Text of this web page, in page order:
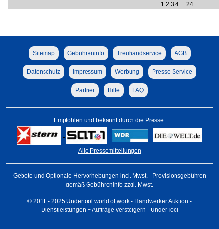
1 2 3 4 24
Sitemap Gebühreninfo Treuhandservice AGB
Datenschutz Impressum Werbung Presse Service
Partner Hilfe FAQ
Empfohlen und bekannt durch die Presse:
Alle Pressemitteilungen
Gebote und Optionale Hervorhebungen incl. Mwst. - Provisionsgebühren
gemäß Gebühreninfo zzgl. Mwst.
© 2011 - 2025 Undertool world of work - Handwerker Auktion -
Dienstleistungen + Aufträge versteigern - UnderTool